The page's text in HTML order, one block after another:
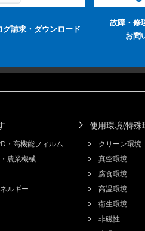
グ請求・ダウンロード
故障・修
お問
・高機能フィルム
農業機械
ルギー
使用環境(特殊
クリーン環境
真空環境
腐食環境
高温環境
衛生環境
非磁性